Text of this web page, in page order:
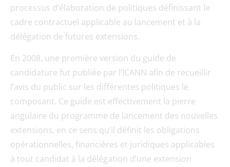
processus d’élaboration de politiques définissant le
cadre contractuel applicable au lancement et à la
délégation de futures extensions.
En 2008, une première version du guide de
candidature fut publiée par l’ICANN afin de recueillir
l’avis du public sur les différentes politiques le
composant. Ce guide est effectivement la pierre
angulaire du programme de lancement des nouvelles
extensions, en ce sens qu’il définit les obligations
opérationnelles, financières et juridiques applicables
à tout candidat à la délégation d’une extension